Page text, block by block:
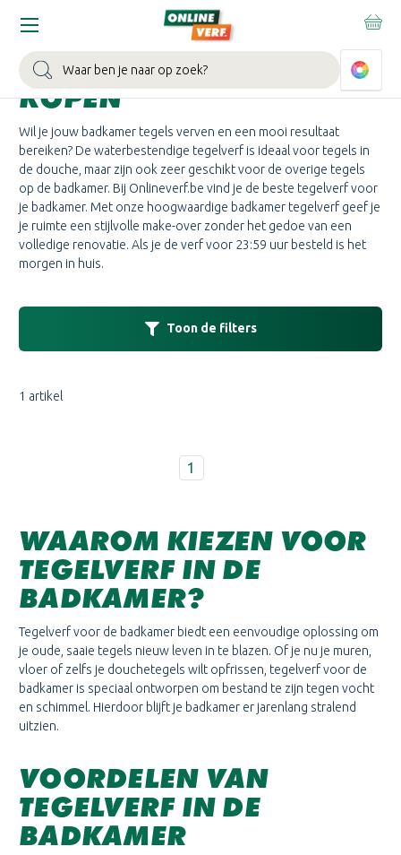
Zoeken
Home Badkamertegels
TEGELVERF BADKAMER
KOPEN
Wil je jouw badkamer tegels verven en een mooi resultaat
bereiken? De waterbestendige tegelverf is ideaal voor tegels in
de douche, maar zijn ook zeer geschikt voor de overige tegels
op de badkamer. Bij Onlineverf.be vind je de beste tegelverf voor
je badkamer. Met onze hoogwaardige badkamer tegelverf geef je
je ruimte een stijlvolle make-over zonder het gedoe van een
volledige renovatie. Als je de verf voor 23:59 uur besteld is het
morgen in huis.
1 artikel
1
Toon de filters
WAAROM KIEZEN VOOR
TEGELVERF IN DE
BADKAMER?
Tegelverf voor de badkamer biedt een eenvoudige oplossing om
je oude, saaie tegels nieuw leven in te blazen. Of je nu je muren,
vloer of zelfs je douchetegels wilt opfrissen, tegelverf voor de
badkamer is speciaal ontworpen om bestand te zijn tegen vocht
en schimmel. Hierdoor blijft je badkamer er jarenlang stralend
uitzien.
VOORDELEN VAN
TEGELVERF IN DE
BADKAMER